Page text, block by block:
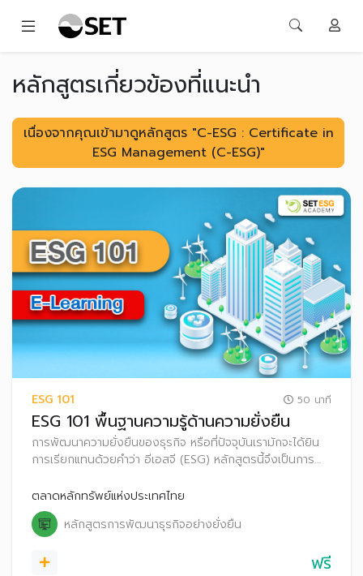
หลักสูตรเกี่ยวข้องที่แนะนำ
เนื่องจากคุณเข้ามาดูหลักสูตร "C-ESG : Certificate in
ESG Management (C-ESG)"
ESG 101 50 นาที
ESG 101 พื้นฐานความรู้ด้านความยั่งยืน
การพัฒนาความยั่งยืนของธุรกิจ หรือที่ปัจจุบันเรามักจะได้ยิน
การเรียกแทนด้วยคำว่า อีเอสจี (ESG) หลักสูตรนี้จึงเป็นการ
ตลาดหลักทรัพย์แห่งประเทศไทย
หลักสูตรการพัฒนาธุรกิจอย่างยั่งยืน
ฟรี